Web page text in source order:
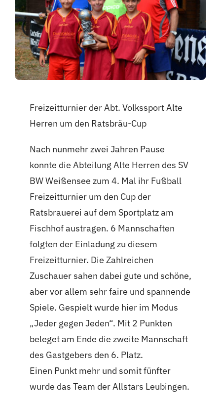
Freizeitturnier der Abt. Volkssport Alte
Herren um den Ratsbräu-Cup
Nach nunmehr zwei Jahren Pause
konnte die Abteilung Alte Herren des SV
BW Weißensee zum 4. Mal ihr Fußball
Freizeitturnier um den Cup der
Ratsbrauerei auf dem Sportplatz am
Fischhof austragen. 6 Mannschaften
folgten der Einladung zu diesem
Freizeitturnier. Die Zahlreichen
Zuschauer sahen dabei gute und schöne,
aber vor allem sehr faire und spannende
Spiele. Gespielt wurde hier im Modus
„Jeder gegen Jeden“. Mit 2 Punkten
beleget am Ende die zweite Mannschaft
des Gastgebers den 6. Platz.
Einen Punkt mehr und somit fünfter
wurde das Team der Allstars Leubingen.